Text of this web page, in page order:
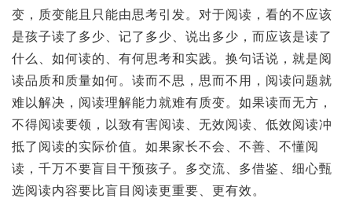
变，质变能且只能由思考引发。对于阅读，看的不应该
是孩子读了多少、记了多少、说出多少，而应该是读了
什么、如何读的、有何思考和实践。换句话说，就是阅
读品质和质量如何。读而不思，思而不用，阅读问题就
难以解决，阅读理解能力就难有质变。如果读而无方，
不得阅读要领，以致有害阅读、无效阅读、低效阅读冲
抵了阅读的实际价值。如果家长不会、不善、不懂阅
读，千万不要盲目干预孩子。多交流、多借鉴、细心甄
选阅读内容要比盲目阅读更重要、更有效。